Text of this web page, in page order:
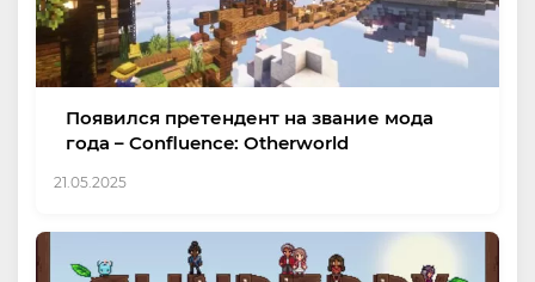
Появился претендент на звание мода
года – Confluence: Otherworld
21.05.2025